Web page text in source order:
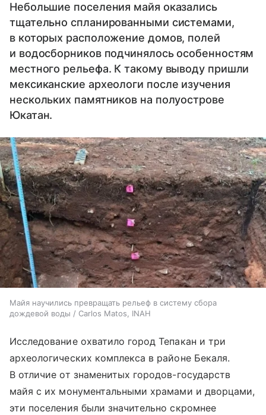
Небольшие поселения майя оказались
тщательно спланированными системами,
в которых расположение домов, полей
и водосборников подчинялось особенностям
местного рельефа. К такому выводу пришли
мексиканские археологи после изучения
нескольких памятников на полуострове
Юкатан.
Майя научились превращать рельеф в систему сбора
дождевой воды / Carlos Matos, INAH
Исследование охватило город Тепакан и три
археологических комплекса в районе Бекаля.
В отличие от знаменитых городов-государств
майя с их монументальными храмами и дворцами,
эти поселения были значительно скромнее